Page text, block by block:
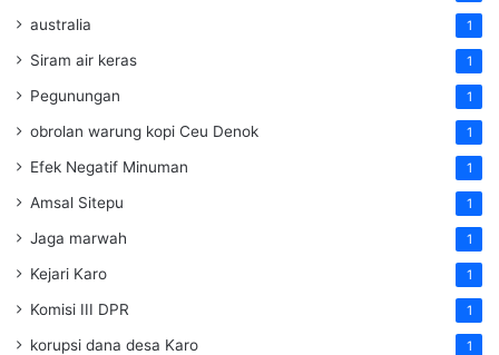
australia 1
Siram air keras 1
Pegunungan 1
obrolan warung kopi Ceu Denok 1
Efek Negatif Minuman 1
Amsal Sitepu 1
Jaga marwah 1
Kejari Karo 1
Komisi III DPR 1
korupsi dana desa Karo 1